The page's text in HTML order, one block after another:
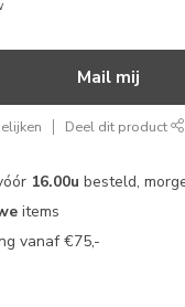
Mail mij
Deel dit product
16.00u besteld,
items
vanaf €75,-